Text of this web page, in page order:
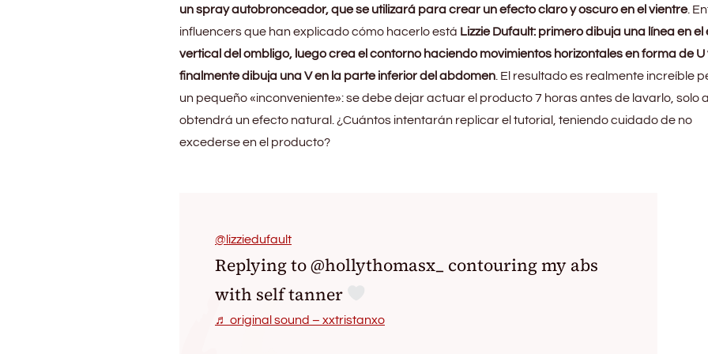
un spray autobronceador, que se utilizará para crear un efecto claro y oscuro en el vientre.
influencers que han explicado cómo hacerlo está Lizzie Dufault: primero dibuja una línea en el
vertical del ombligo, luego crea el contorno haciendo movimientos horizontales en forma de U
finalmente dibuja una V en la parte inferior del abdomen . El resultado es realmente increíble
un pequeño «inconveniente»: se debe dejar actuar el producto 7 horas antes de lavarlo, solo
obtendrá un efecto natural. ¿Cuántos intentarán replicar el tutorial, teniendo cuidado de no
excederse en el producto?
@lizziedufault
Replying to @hollythomasx_ contouring my abs
with self tanner
♬ original sound – xxtristanxo